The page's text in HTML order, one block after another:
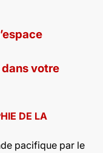
votre
DE LA
pacifique par le